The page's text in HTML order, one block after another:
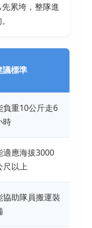
累垮，整隊進
議標準
負重10公斤走6
時
適應海拔3000
尺以上
協助隊員搬運裝